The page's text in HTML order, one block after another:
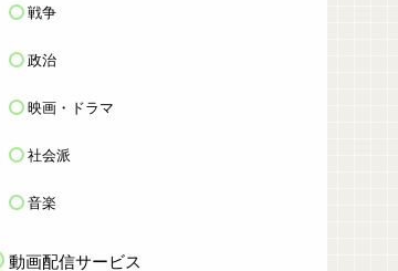
戦争
政治
映画・ドラマ
社会派
音楽
動画配信サービス